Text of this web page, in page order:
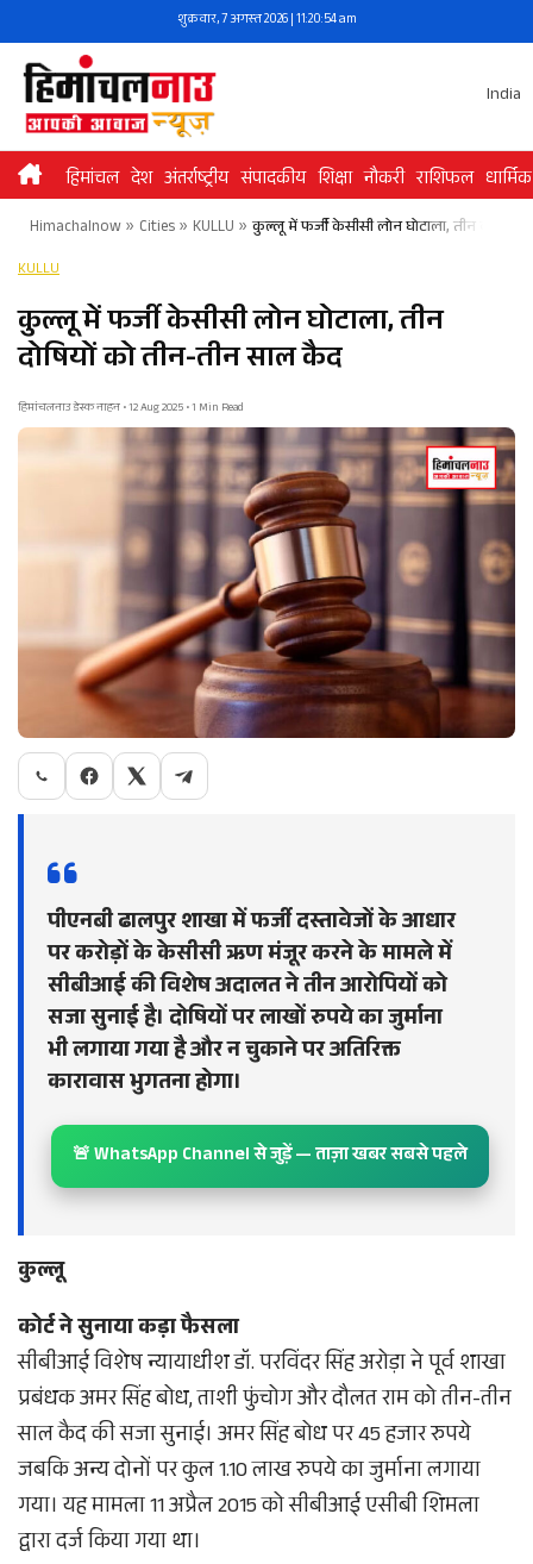
to
content
शुक्रवार, 7 अगस्त 2026 | 11:20:55 am
India
हिमांचल देश अंतर्राष्ट्रीय संपादकीय शिक्षा नौकरी राशिफल धार्मिक
Himachalnow» Cities» KULLU » कुल्लू में फर्जी केसीसी लोन घोटाला, तीन
KULLU
कुल्लू में फर्जी केसीसी लोन घोटाला, तीन
दोषियों को तीन-तीन साल कैद
हिमांचलनाउ डेस्क नाहन • 12 Aug 2025 • 1 Min Read
पीएनबी ढालपुर शाखा में फर्जी दस्तावेजों के आधार
पर करोड़ों के केसीसी ऋण मंजूर करने के मामले में
सीबीआई की विशेष अदालत ने तीन आरोपियों को
सजा सुनाई है। दोषियों पर लाखों रुपये का जुर्माना
भी लगाया गया है और न चुकाने पर अतिरिक्त
कारावास भुगतना होगा।
🚨 WhatsApp Channel से जुड़ें — ताज़ा खबर सबसे पहले
कुल्लू
कोर्ट ने सुनाया कड़ा फैसला
सीबीआई विशेष न्यायाधीश डॉ. परविंदर सिंह अरोड़ा ने पूर्व शाखा
प्रबंधक अमर सिंह बोध, ताशी फुंचोग और दौलत राम को तीन-तीन
साल कैद की सजा सुनाई। अमर सिंह बोध पर 45 हजार रुपये
जबकि अन्य दोनों पर कुल 1.10 लाख रुपये का जुर्माना लगाया
गया। यह मामला 11 अप्रैल 2015 को सीबीआई एसीबी शिमला
द्वारा दर्ज किया गया था।